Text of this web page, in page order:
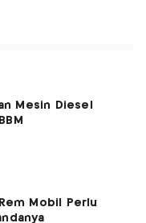
Mesin Diesel
Mobil Perlu